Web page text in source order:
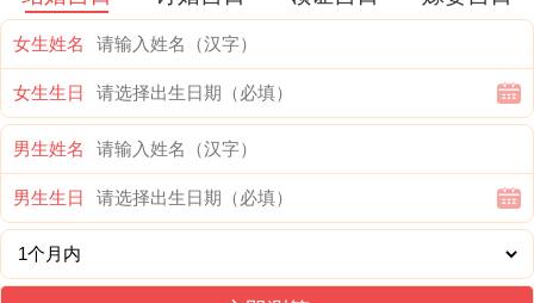
女生姓名
女生生日
男生姓名
男生生日